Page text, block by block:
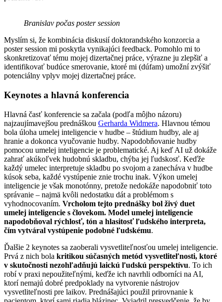
Branislav počas poster session
Myslím si, že kombinácia diskusií doktorandského konzorcia a
poster session mi poskytla vynikajúci feedback. Pomohlo mi to
skonkretizovať tému mojej dizertačnej práce, výrazne ju zlepšiť a
identifikovať budúce smerovanie, ktoré mi (dúfam) umožní zvýšiť
potenciálny vplyv mojej dizertačnej práce.
Keynotes a hlavná konferencia
Hlavná časť konferencie sa začala (podľa môjho názoru)
najzaujímavejšou prednáškou Gerharda Widmera. Hlavnou témou
bola úloha umelej inteligencie v hudbe – štúdium hudby, ale aj
hranie a dokonca vyučovanie hudby. Napodobňovanie hudby
pomocou umelej inteligencie je problematické. Aj keď AI už dokáže
zahrať akúkoľvek hudobnú skladbu, chýba jej ľudskosť. Keďže
každý umelec interpretuje skladbu po svojom a zanecháva v hudbe
kúsok seba, každé vystúpenie znie trochu inak. Výkon umelej
inteligencie je však monotónny, pretože nedokáže napodobniť toto
správanie – najmä kvôli nedostatku dát a problémom s
vyhodnocovaním. Vrcholom tejto prednášky bol živý duet
umelej inteligencie s človekom. Model umelej inteligencie
napodobňoval rýchlosť, tón a hlasitosť ľudského interpreta,
čím vytváral vystúpenie podobné ľudskému.
Ďalšie 2 keynotes sa zaoberali vysvetliteľnosťou umelej inteligencie.
Prvá z nich bola kritikou súčasných metód vysvetliteľnosti, ktoré
v skutočnosti nezohľadňujú laickú ľudskú perspektívu. To ich
robí v praxi nepoužiteľnými, keďže ich navrhli odborníci na AI,
ktorí nemajú dobré predpoklady na vytvorenie nástrojov
vysvetliteľnosti pre laikov. Prednášajúci použil prirovnanie k